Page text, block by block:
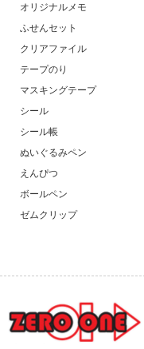
オリジナルメモ
ふせんセット
クリアファイル
テープのり
マスキングテープ
シール
シール帳
ぬいぐるみペン
えんぴつ
ボールペン
ゼムクリップ